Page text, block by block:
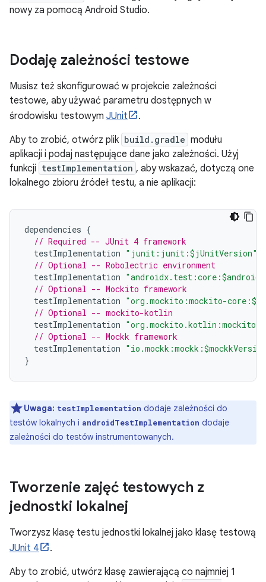
nowy za pomocą Android Studio.
Dodaję zależności testowe
Musisz też skonfigurować w projekcie zależności
testowe, aby używać parametru dostępnych w
środowisku testowym JUnit
.
Aby to zrobić, otwórz plik build.gradle modułu
aplikacji i podaj następujące dane jako zależności. Użyj
funkcji testImplementation , aby wskazać, dotyczą one
lokalnego zbioru źródeł testu, a nie aplikacji:
dependencies {
// Required -- JUnit 4 framework
testImplementation "junit:junit:$jUnitVersion"
// Optional -- Robolectric environment
testImplementation
// Optional -- Mockito framework
testImplementation "org.mockito:mockito-
// Optional -- mockito-kotlin
testImplementation "org.mockito.kotlin:mockito-
// Optional -- Mockk framework
testImplementation
}
Uwaga: testImplementation dodaje zależności do
testów lokalnych i androidTestImplementation dodaje
zależności do testów instrumentowanych.
Tworzenie zajęć testowych z
jednostki lokalnej
Tworzysz klasę testu jednostki lokalnej jako klasę testową
JUnit 4
.
Aby to zrobić, utwórz klasę zawierającą co najmniej 1